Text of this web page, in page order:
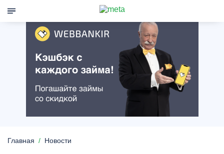
Главная Новости